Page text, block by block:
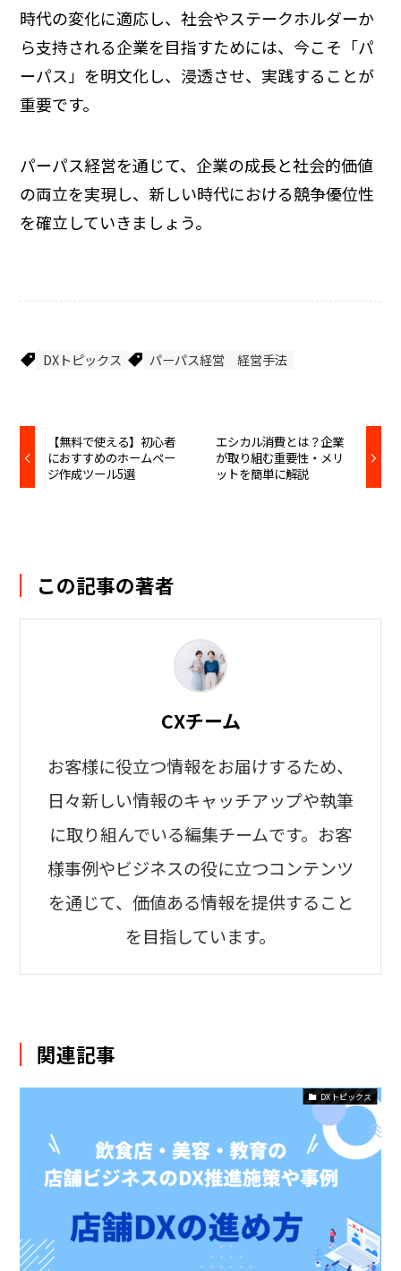
時代の変化に適応し、社会やステークホルダーか
ら支持される企業を目指すためには、今こそ「パ
ーパス」を明文化し、浸透させ、実践することが
重要です。
パーパス経営を通じて、企業の成長と社会的価値
の両立を実現し、新しい時代における競争優位性
を確立していきましょう。
DXトピックス パーパス経営 経営手法
【無料で使える】初心者
におすすめのホームペー
ジ作成ツール5選
エシカル消費とは？企業
が取り組む重要性・メリ
ットを簡単に解説
この記事の著者
CXチーム
お客様に役立つ情報をお届けするため、
日々新しい情報のキャッチアップや執筆
に取り組んでいる編集チームです。お客
様事例やビジネスの役に立つコンテンツ
を通じて、価値ある情報を提供すること
を目指しています。
関連記事
DXトピックス